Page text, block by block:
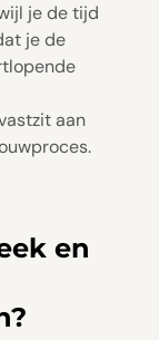
je de tijd
je de
aan
en